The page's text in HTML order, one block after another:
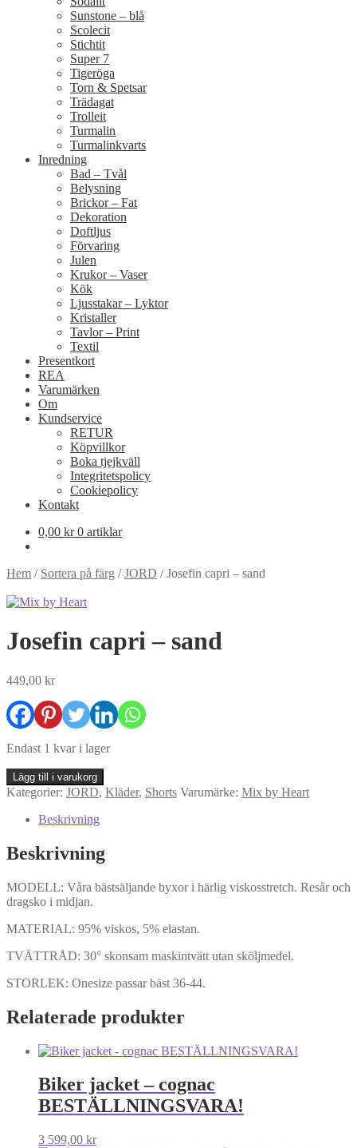
Sunstone – blå
Scolecit
Stichtit
Super 7
Tigeröga
Torn & Spetsar
Trädagat
Trolleit
Turmalin
Turmalinkvarts
Inredning
Bad – Tvål
Belysning
Brickor – Fat
Dekoration
Doftljus
Förvaring
Julen
Krukor – Vaser
Kök
Ljusstakar – Lyktor
Kristaller
Tavlor – Print
Textil
Presentkort
REA
Varumärken
Om
Kundservice
RETUR
Köpvillkor
Boka tjejkväll
Integritetspolicy
Cookiepolicy
Kontakt
0,00 kr 0 artiklar
Hem / Sortera på färg /JORD /Josefin capri – sand
Josefin capri – sand
449,00 kr
Endast 1 kvar i lager
Josefin
capri
sand
Lägg till i varukorg
Kategorier: JORD, Kläder, Shorts Varumärke: Mix by Heart
Beskrivning
Beskrivning
MODELL: Våra bästsäljande byxor i härlig viskosstretch. Resår och
dragsko i midjan.
MATERIAL: 95% viskos, 5% elastan.
TVÄTTRÅD: 30° skonsam maskintvätt utan sköljmedel.
STORLEK: Onesize passar bäst 36-44.
Relaterade produkter
Biker jacket – cognac
BESTÄLLNINGSVARA!
3 599,00 kr